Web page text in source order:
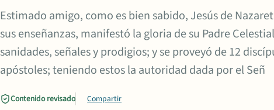
Estimado amigo, como es bien sabido, Jesús de
sus enseñanzas, manifestó la gloria de su Padre
sanidades, señales y prodigios; y se proveyó de 12
apóstoles; teniendo estos la autoridad dada por el Señ
Contenido revisado Compartir